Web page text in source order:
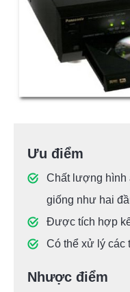
Ưu điểm
Chất lượng hình
giống như hai
Được tích hợp
Có thể xử lý các
Nhược điểm